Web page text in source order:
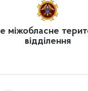
міжобласне
відділення